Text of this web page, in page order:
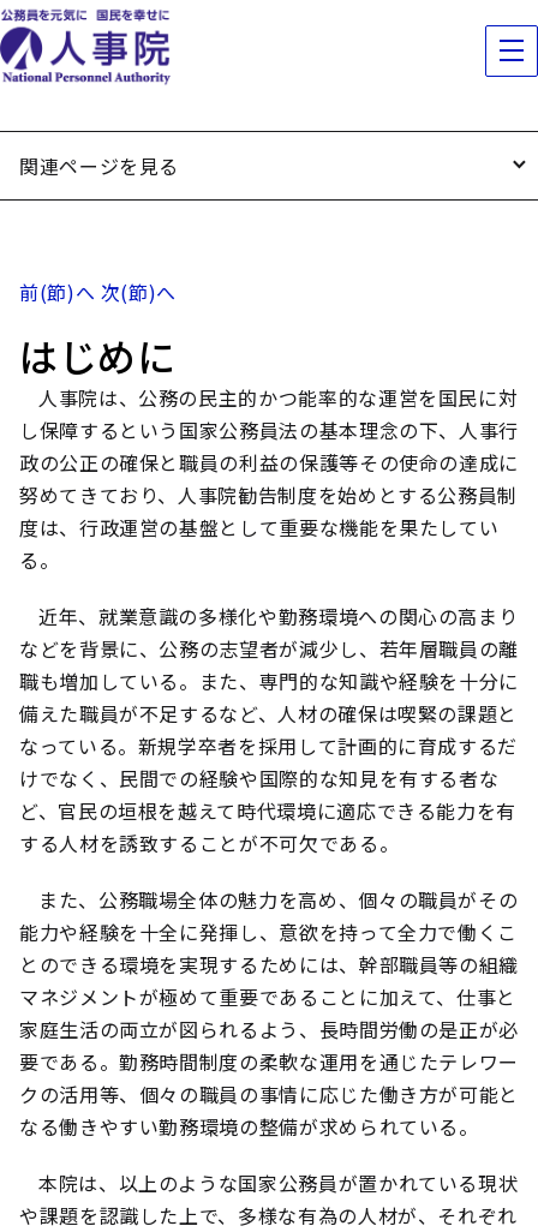
関連ページを見る
前(節)へ 次(節)へ
はじめに
人事院は、公務の民主的かつ能率的な運営を国民に対
し保障するという国家公務員法の基本理念の下、人事行
政の公正の確保と職員の利益の保護等その使命の達成に
努めてきており、人事院勧告制度を始めとする公務員制
度は、行政運営の基盤として重要な機能を果たしてい
る。
近年、就業意識の多様化や勤務環境への関心の高まり
などを背景に、公務の志望者が減少し、若年層職員の離
職も増加している。また、専門的な知識や経験を十分に
備えた職員が不足するなど、人材の確保は喫緊の課題と
なっている。新規学卒者を採用して計画的に育成するだ
けでなく、民間での経験や国際的な知見を有する者な
ど、官民の垣根を越えて時代環境に適応できる能力を有
する人材を誘致することが不可欠である。
また、公務職場全体の魅力を高め、個々の職員がその
能力や経験を十全に発揮し、意欲を持って全力で働くこ
とのできる環境を実現するためには、幹部職員等の組織
マネジメントが極めて重要であることに加えて、仕事と
家庭生活の両立が図られるよう、長時間労働の是正が必
要である。勤務時間制度の柔軟な運用を通じたテレワー
クの活用等、個々の職員の事情に応じた働き方が可能と
なる働きやすい勤務環境の整備が求められている。
本院は、以上のような国家公務員が置かれている現状
や課題を認識した上で、多様な有為の人材が、それぞれ